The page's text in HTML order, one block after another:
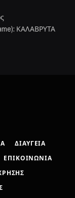
ΚΑΛΑΒΡΥΤΑ
ΔΙΑΎΓΕΙΑ
ΕΠΙΚΟΙΝΩΝΊΑ